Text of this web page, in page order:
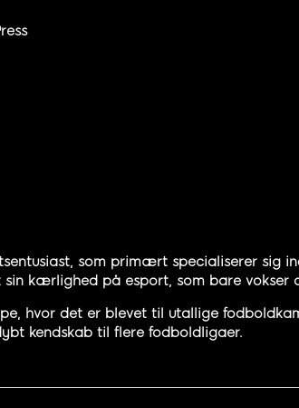
som primært specialiserer sig
kærlighed på esport, som bare vokser
hvor det er blevet til utallige
kendskab til flere fodboldligaer.